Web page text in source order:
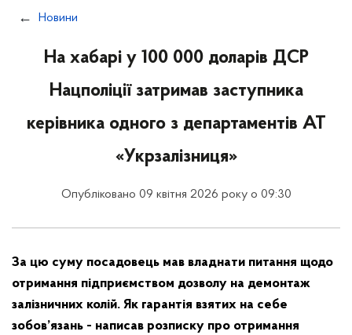
Новини
На хабарі у 100 000 доларів ДСР
Нацполіції затримав заступника
керівника одного з департаментів АТ
«Укрзалізниця»
Опубліковано 09 квітня 2026 року о 09:30
За цю суму посадовець мав владнати питання щодо
отримання підприємством дозволу на демонтаж
залізничних колій. Як гарантія взятих на себе
зобов’язань - написав розписку про отримання